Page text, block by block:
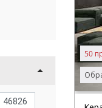
50